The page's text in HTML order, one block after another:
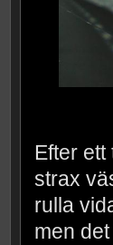
Efter
strax
rulla
men